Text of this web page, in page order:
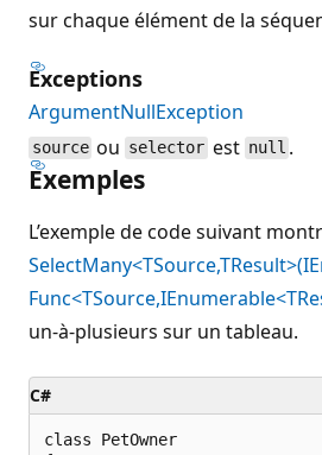
sur chaque élément de la
Exceptions
ArgumentNullException
source ou selector est null .
Exemples
L’exemple de code suivant
un-à-plusieurs sur un tableau.
C#
class PetOwner